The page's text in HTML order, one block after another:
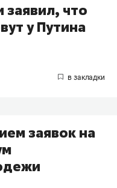
заявил, что
у Путина
заявок на